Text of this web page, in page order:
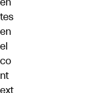
tes
en
el
co
nt
ext